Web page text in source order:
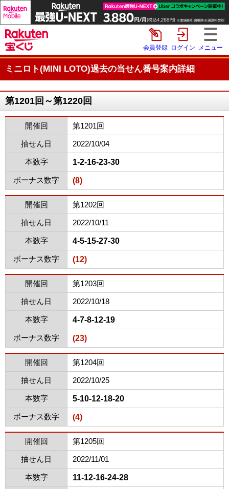
会員登録 ログイン メニュー
ミニロト(MINI LOTO)過去の当せん番号案内詳細
第1201回～第1220回
開催回 第1201回
抽せん日 2022/10/04
本数字 1-2-16-23-30
ボーナス数字 (8)
開催回 第1202回
抽せん日 2022/10/11
本数字 4-5-15-27-30
ボーナス数字 (12)
開催回 第1203回
抽せん日 2022/10/18
本数字 4-7-8-12-19
ボーナス数字 (23)
開催回 第1204回
抽せん日 2022/10/25
本数字 5-10-12-18-20
ボーナス数字 (4)
開催回 第1205回
抽せん日 2022/11/01
本数字 11-12-16-24-28